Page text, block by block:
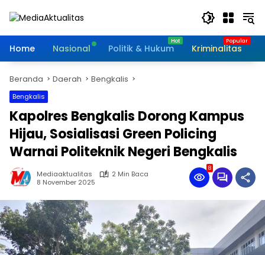
Home
Nasional Politik & Hukum Kriminalitas
Beranda Daerah Bengkalis
Bengkalis
Kapolres Bengkalis Dorong Kampus
Hijau, Sosialisasi Green Policing
Warnai Politeknik Negeri Bengkalis
Mediaaktualitas
2 Min Baca
8 November 2025
8